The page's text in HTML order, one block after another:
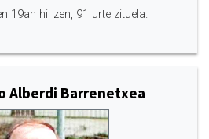
19an hil zen, 91 urte zituela.
Alberdi Barrenetxea